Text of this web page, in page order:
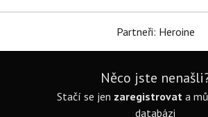
Partneři: Heroine
Něco jste
Stačí se jen zaregistrovat a
databázi